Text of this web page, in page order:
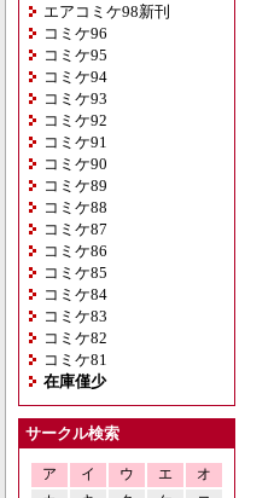
エアコミケ98新刊
コミケ96
コミケ95
コミケ94
コミケ93
コミケ92
コミケ91
コミケ90
コミケ89
コミケ88
コミケ87
コミケ86
コミケ85
コミケ84
コミケ83
コミケ82
コミケ81
在庫僅少
サークル検索
ア イ ウ エ
オ